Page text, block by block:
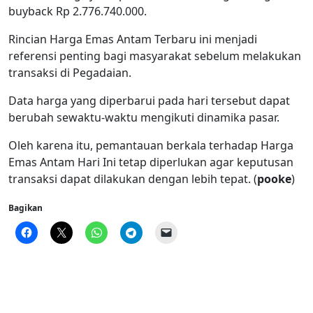
buyback Rp 2.776.740.000.
Rincian Harga Emas Antam Terbaru ini menjadi
referensi penting bagi masyarakat sebelum melakukan
transaksi di Pegadaian.
Data harga yang diperbarui pada hari tersebut dapat
berubah sewaktu-waktu mengikuti dinamika pasar.
Oleh karena itu, pemantauan berkala terhadap Harga
Emas Antam Hari Ini tetap diperlukan agar keputusan
transaksi dapat dilakukan dengan lebih tepat. (pooke)
Bagikan